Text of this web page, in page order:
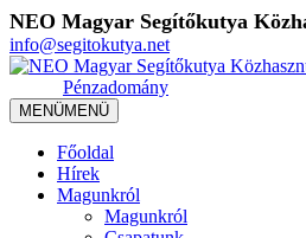
NEO Magyar Segítőkutya
info@segitokutya.net
Pénzadomány
MENÜMENÜ
Főoldal
Hírek
Magunkról
Magunkról